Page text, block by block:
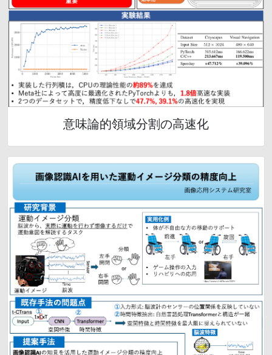
意味論的領域分割の高速化